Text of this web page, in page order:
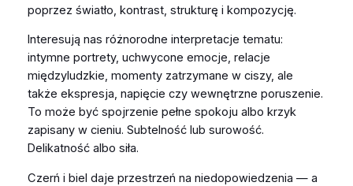
poprzez światło, kontrast, strukturę i kompozycję.
Interesują nas różnorodne interpretacje tematu:
intymne portrety, uchwycone emocje, relacje
międzyludzkie, momenty zatrzymane w ciszy, ale
także ekspresja, napięcie czy wewnętrzne poruszenie.
To może być spojrzenie pełne spokoju albo krzyk
zapisany w cieniu. Subtelność lub surowość.
Delikatność albo siła.
Czerń i biel daje przestrzeń na niedopowiedzenia — a